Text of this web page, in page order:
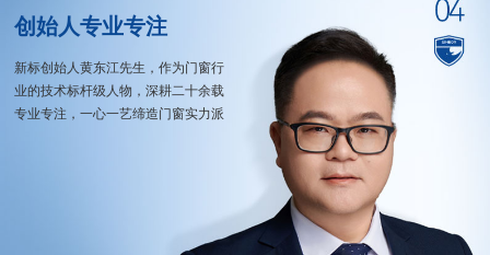
创始人专业专注
新标创始人黄东江先生，作为门窗行
业的技术标杆级人物，深耕二十余载
专业专注，一心一艺缔造门窗实力派